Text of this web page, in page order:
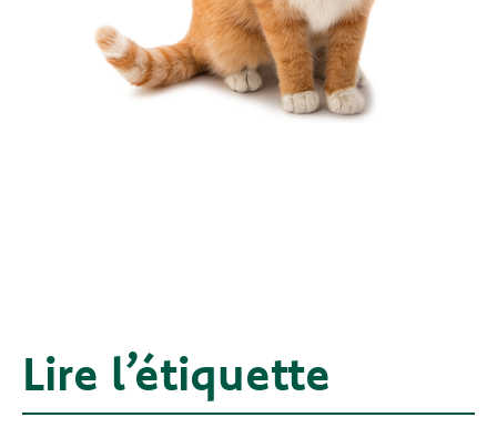
Lire l’étiquette